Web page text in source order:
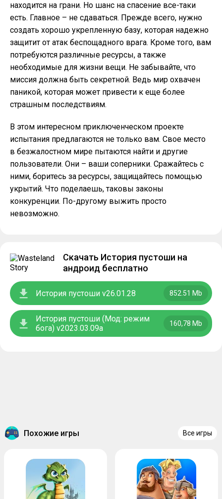
находится на грани. Но шанс на спасение все-таки
есть. Главное – не сдаваться. Прежде всего, нужно
создать хорошо укрепленную базу, которая надежно
защитит от атак беспощадного врага. Кроме того, вам
потребуются различные ресурсы, а также
необходимые для жизни вещи. Не забывайте, что
миссия должна быть секретной. Ведь мир охвачен
паникой, которая может привести к еще более
страшным последствиям.
В этом интересном приключенческом проекте
испытания предлагаются не только вам. Свое место
в безжалостном мире пытаются найти и другие
пользователи. Они – ваши соперники. Сражайтесь с
ними, боритесь за ресурсы, защищайтесь помощью
укрытий. Что поделаешь, таковы законы
конкуренции. По-другому выжить просто
невозможно.
Скачать История пустоши на
андроид бесплатно
История пустоши v26.01.28 852.51 Mb
История пустоши (Мод: режим
бога) v2023.03.09a
160,78 Mb
Похожие игры Все игры